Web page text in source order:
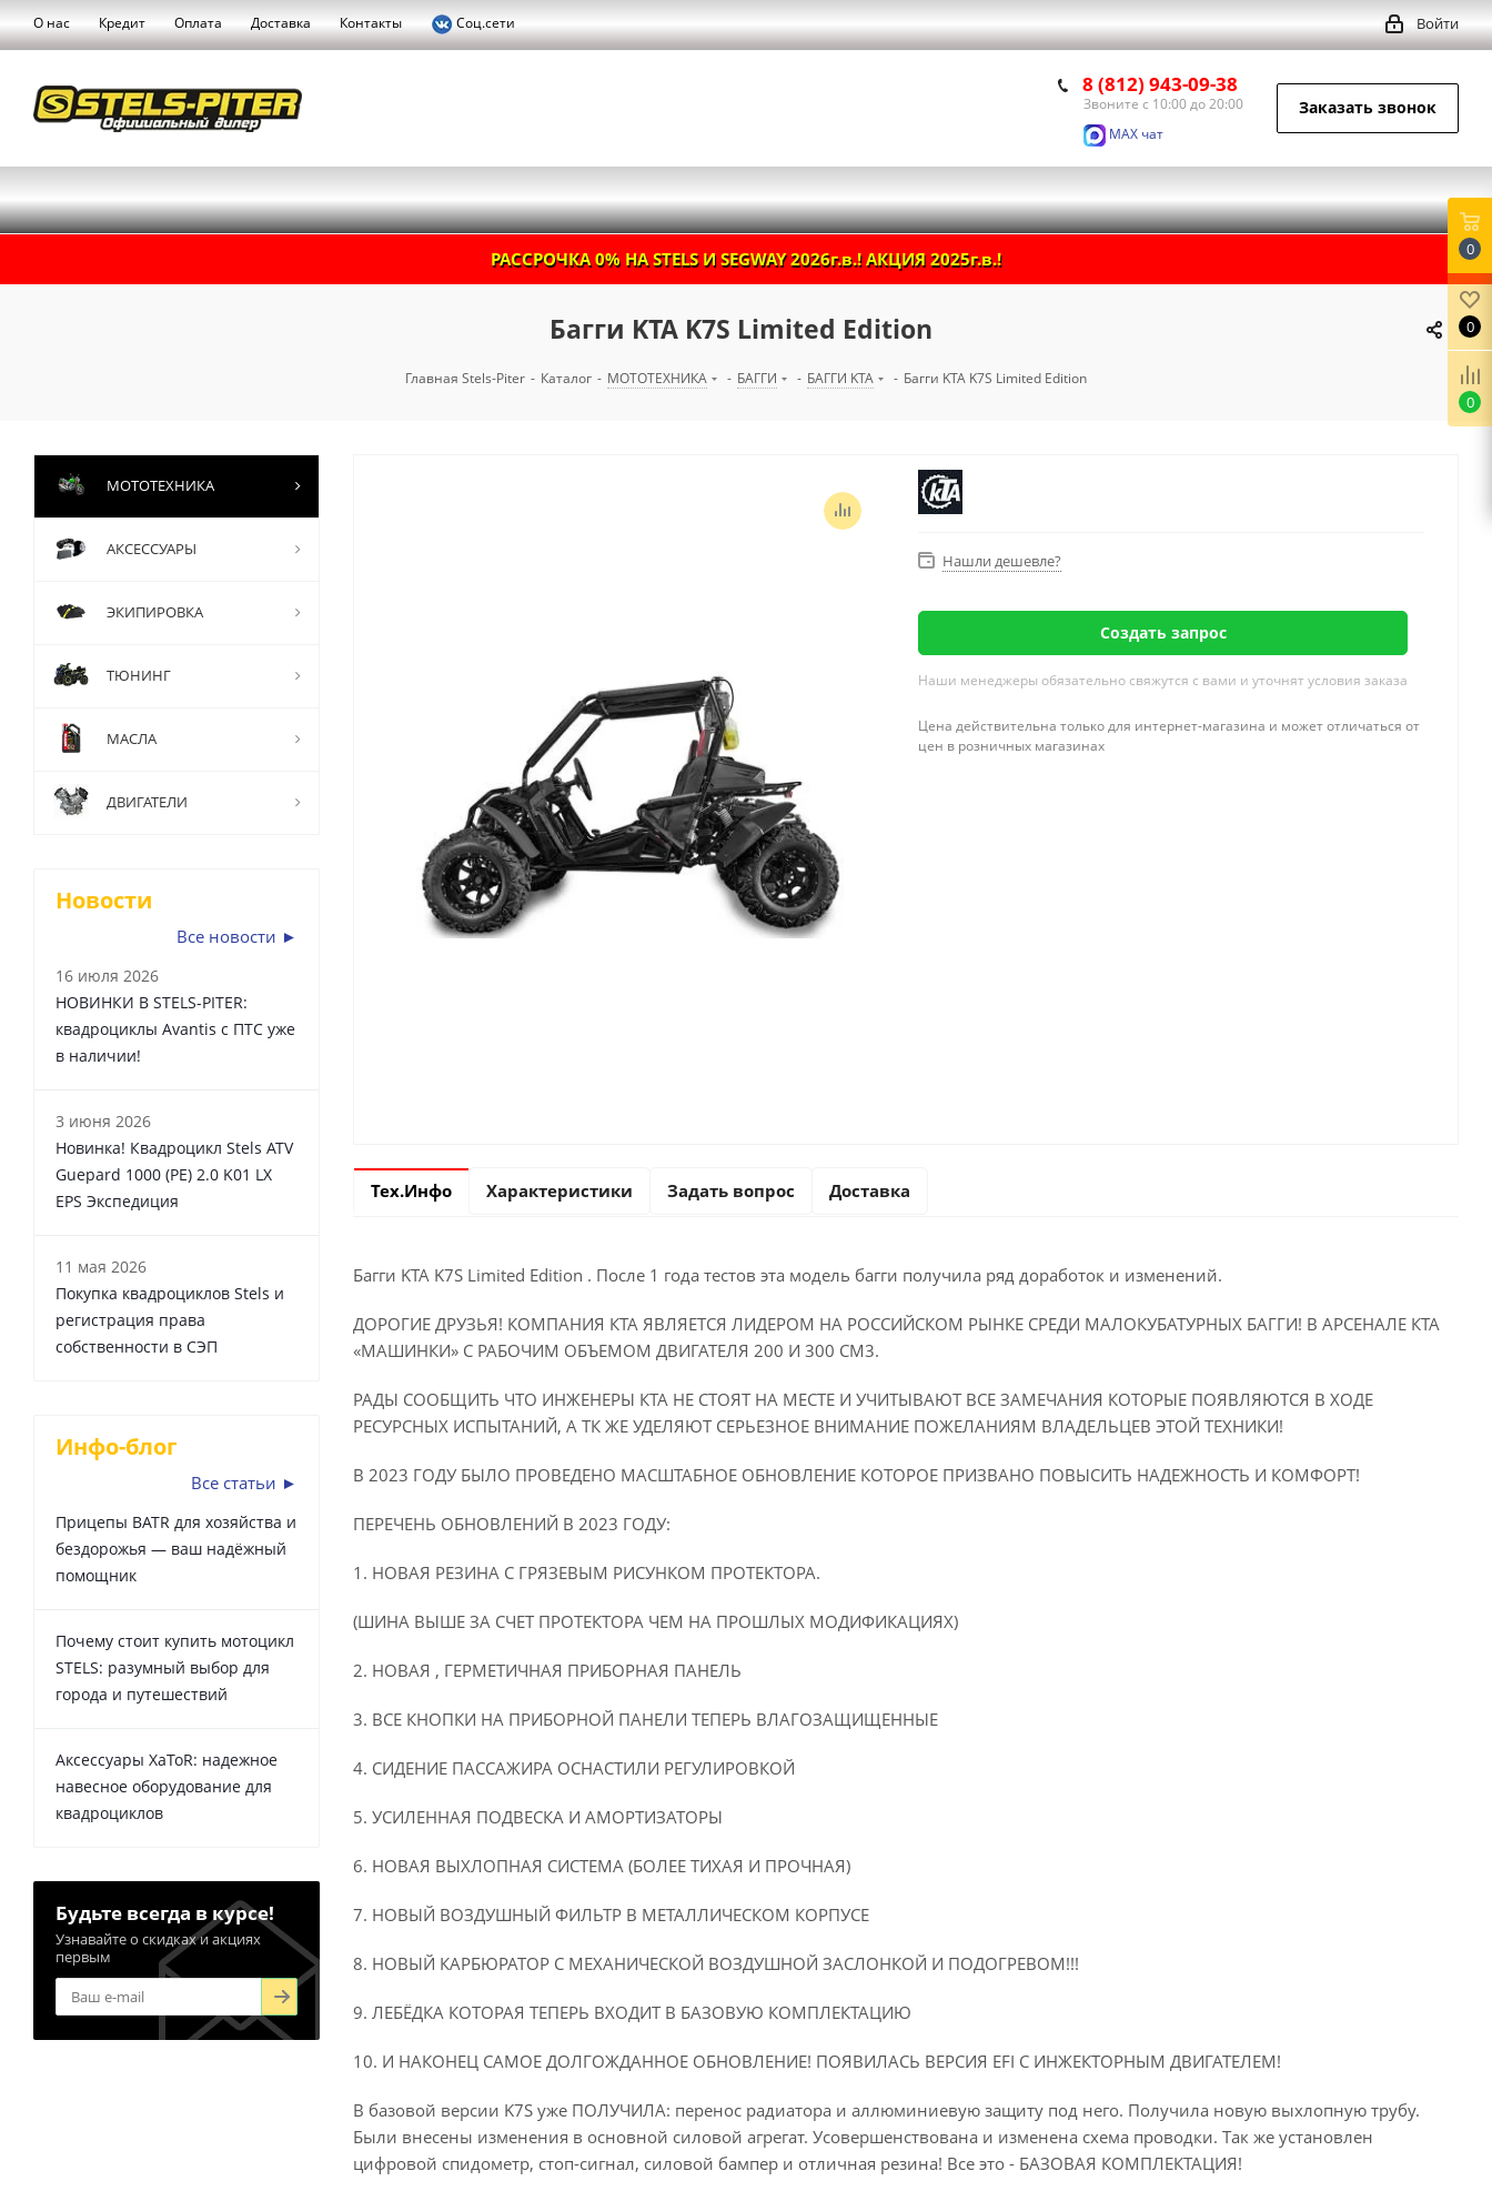
О нас Кредит Оплата Доставка Контакты Соц.сети Войти
8 (812) 943-09-38
Звоните с 10:00 до 20:00
MAX чат
Заказать звонок
РАССРОЧКА 0% НА STELS И SEGWAY 2026г.в.! АКЦИЯ 2025г.в.!
Багги KTA K7S Limited Edition
Главная Stels-Piter - Каталог - МОТОТЕХНИКА - БАГГИ - БАГГИ KTA - Багги KTA K7S Limited Edition
Нашли дешевле?
Создать запрос
Наши менеджеры обязательно свяжутся с вами и уточнят условия заказа
Цена действительна только для интернет-магазина и может отличаться от
цен в розничных магазинах
Тех.Инфо Характеристики Задать вопрос Доставка
Багги KTA K7S Limited Edition . После 1 года тестов эта модель багги получила ряд доработок и изменений.
ДОРОГИЕ ДРУЗЬЯ! КОМПАНИЯ КТА ЯВЛЯЕТСЯ ЛИДЕРОМ НА РОССИЙСКОМ РЫНКЕ СРЕДИ МАЛОКУБАТУРНЫХ БАГГИ! В АРСЕНАЛЕ КТА
«МАШИНКИ» С РАБОЧИМ ОБЪЕМОМ ДВИГАТЕЛЯ 200 И 300 СМ3.
РАДЫ СООБЩИТЬ ЧТО ИНЖЕНЕРЫ КТА НЕ СТОЯТ НА МЕСТЕ И УЧИТЫВАЮТ ВСЕ ЗАМЕЧАНИЯ КОТОРЫЕ ПОЯВЛЯЮТСЯ В ХОДЕ
РЕСУРСНЫХ ИСПЫТАНИЙ, А ТК ЖЕ УДЕЛЯЮТ СЕРЬЕЗНОЕ ВНИМАНИЕ ПОЖЕЛАНИЯМ ВЛАДЕЛЬЦЕВ ЭТОЙ ТЕХНИКИ!
В 2023 ГОДУ БЫЛО ПРОВЕДЕНО МАСШТАБНОЕ ОБНОВЛЕНИЕ КОТОРОЕ ПРИЗВАНО ПОВЫСИТЬ НАДЕЖНОСТЬ И КОМФОРТ!
ПЕРЕЧЕНЬ ОБНОВЛЕНИЙ В 2023 ГОДУ:
1. НОВАЯ РЕЗИНА С ГРЯЗЕВЫМ РИСУНКОМ ПРОТЕКТОРА.
(ШИНА ВЫШЕ ЗА СЧЕТ ПРОТЕКТОРА ЧЕМ НА ПРОШЛЫХ МОДИФИКАЦИЯХ)
2. НОВАЯ , ГЕРМЕТИЧНАЯ ПРИБОРНАЯ ПАНЕЛЬ
3. ВСЕ КНОПКИ НА ПРИБОРНОЙ ПАНЕЛИ ТЕПЕРЬ ВЛАГОЗАЩИЩЕННЫЕ
4. СИДЕНИЕ ПАССАЖИРА ОСНАСТИЛИ РЕГУЛИРОВКОЙ
5. УСИЛЕННАЯ ПОДВЕСКА И АМОРТИЗАТОРЫ
6. НОВАЯ ВЫХЛОПНАЯ СИСТЕМА (БОЛЕЕ ТИХАЯ И ПРОЧНАЯ)
7. НОВЫЙ ВОЗДУШНЫЙ ФИЛЬТР В МЕТАЛЛИЧЕСКОМ КОРПУСЕ
8. НОВЫЙ КАРБЮРАТОР С МЕХАНИЧЕСКОЙ ВОЗДУШНОЙ ЗАСЛОНКОЙ И ПОДОГРЕВОМ!!!
9. ЛЕБЁДКА КОТОРАЯ ТЕПЕРЬ ВХОДИТ В БАЗОВУЮ КОМПЛЕКТАЦИЮ
10. И НАКОНЕЦ САМОЕ ДОЛГОЖДАННОЕ ОБНОВЛЕНИЕ! ПОЯВИЛАСЬ ВЕРСИЯ EFI С ИНЖЕКТОРНЫМ ДВИГАТЕЛЕМ!
В базовой версии K7S уже ПОЛУЧИЛА: перенос радиатора и аллюминиевую защиту под него. Получила новую выхлопную трубу.
Были внесены изменения в основной силовой агрегат. Усовершенствована и изменена схема проводки. Так же установлен
цифровой спидометр, стоп-сигнал, силовой бампер и отличная резина! Все это - БАЗОВАЯ КОМПЛЕКТАЦИЯ!
МОТОТЕХНИКА
АКСЕССУАРЫ
ЭКИПИРОВКА
ТЮНИНГ
МАСЛА
ДВИГАТЕЛИ
Новости
Все новости ►
16 июля 2026
НОВИНКИ В STELS-PITER:
квадроциклы Avantis с ПТС уже
в наличии!
3 июня 2026
Новинка! Квадроцикл Stels ATV
Guepard 1000 (PE) 2.0 K01 LX
EPS Экспедиция
11 мая 2026
Покупка квадроциклов Stels и
регистрация права
собственности в СЭП
Инфо-блог
Все статьи ►
Прицепы BATR для хозяйства и
бездорожья — ваш надёжный
помощник
Почему стоит купить мотоцикл
STELS: разумный выбор для
города и путешествий
Аксессуары XaToR: надежное
навесное оборудование для
квадроциклов
Будьте всегда в курсе!
Узнавайте о скидках и акциях
первым
0
0
0